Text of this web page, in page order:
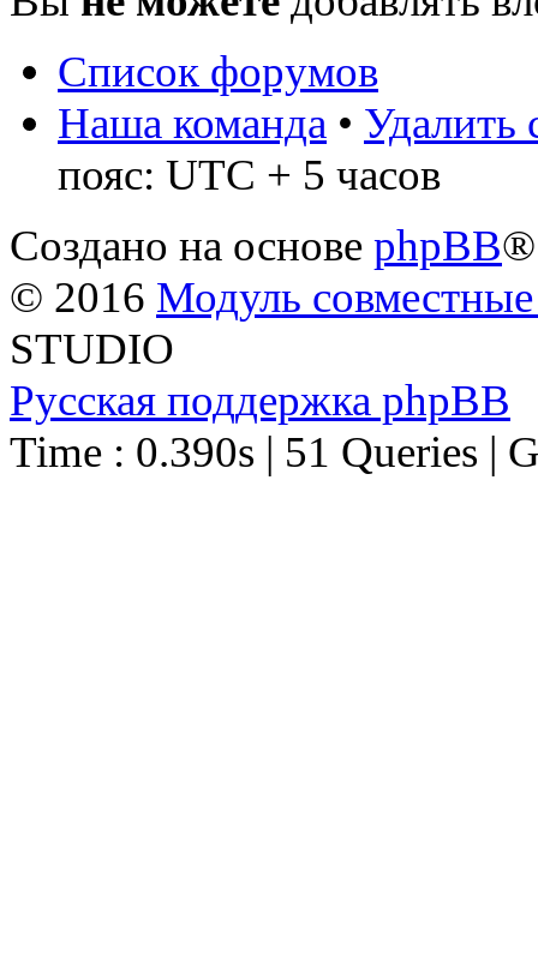
Список форумов
Наша команда • Удалить
пояс: UTC + 5 часов
Создано на основе phpBB®
© 2016 Модуль
STUDIO
Русская поддержка phpBB
Time : 0.390s | 51 Queries |